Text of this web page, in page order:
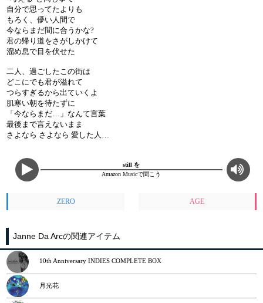
自分で思ってたよりも
もろく、儚い人間で
今ならまだ間に合うかな?
君の帰り道をさがしかけて
溜め息で目を伏せた
二人、過ごしたこの街は
どこにでも君が溢れて
つらすぎるから出ていくよ
肌寒い朝を待たずに
「今ならまだ…」なんて言葉
最後まで言えないまま
さよなら さよなら 愛した人…
still を
Amazon Musicで聞こう
ZERO AGE
Janne Da Arcの関連アイテム
10th Anniversary INDIES COMPLETE BOX
月光花